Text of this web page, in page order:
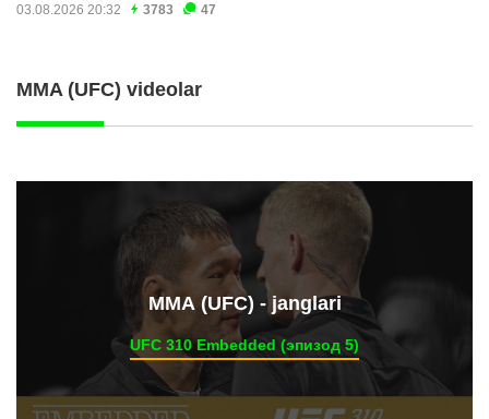
03.08.2026 20:32 3783 47
MMA (UFC) videolar
ММА (UFC) - janglari
UFC 310 Embedded (эпизод 5)